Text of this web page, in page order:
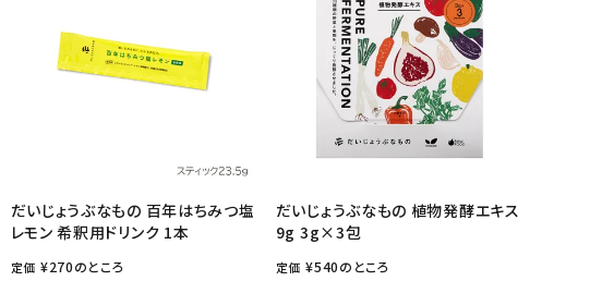
だいじょうぶなもの 百年はちみつ塩
レモン 希釈用ドリンク 1本
定価 ¥270のところ
だいじょうぶなもの 植物発酵エキス
9g 3g×3包
定価 ¥540のところ